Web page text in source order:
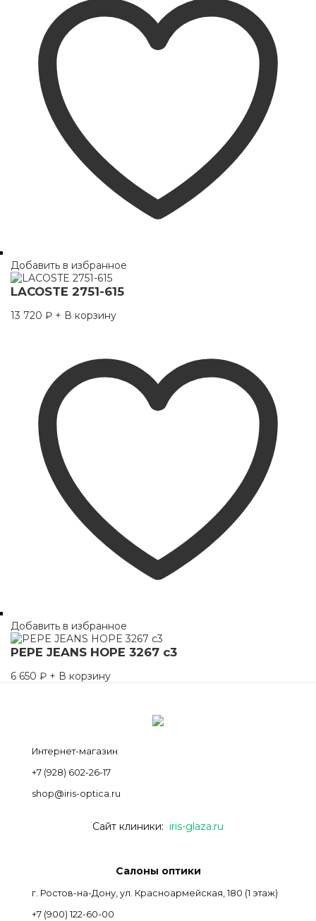
Добавить в избранное
LACOSTE 2751-615
13 720 ₽ + В корзину
Добавить в избранное
PEPE JEANS HOPE 3267 c3
6 650 ₽ + В корзину
Интернет-магазин
+7 (928) 602-26-17
shop@iris-optica.ru
Сайт клиники: iris-glaza.ru
Салоны оптики
г. Ростов-на-Дону, ул. Красноармейская, 180 (1 этаж)
+7 (900) 122-60-00